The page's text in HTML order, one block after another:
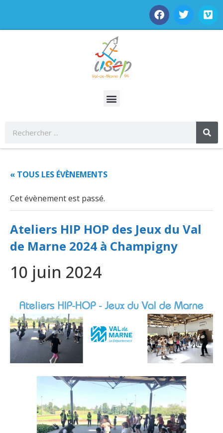
« TOUS LES ÉVÈNEMENTS
Cet évènement est passé.
Ateliers HIP HOP des Jeux du Val
de Marne 2024 à Champigny
10 juin 2024